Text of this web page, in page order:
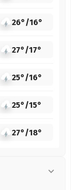
26°/16°
27°/17°
25°/16°
25°/15°
27°/18°